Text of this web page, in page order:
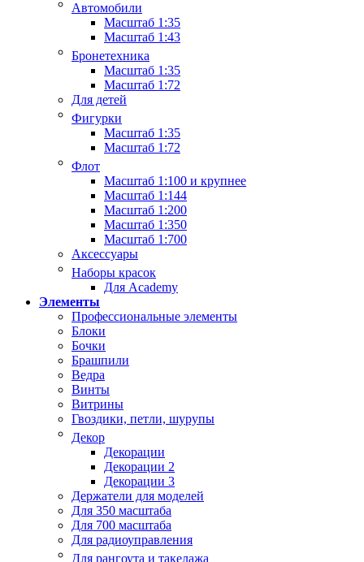
Автомобили
Масштаб 1:35
Масштаб 1:43
Бронетехника
Масштаб 1:35
Масштаб 1:72
Для детей
Фигурки
Масштаб 1:35
Масштаб 1:72
Флот
Масштаб 1:100 и крупнее
Масштаб 1:144
Масштаб 1:200
Масштаб 1:350
Масштаб 1:700
Аксессуары
Наборы красок
Для Academy
Элементы
Профессиональные элементы
Блоки
Бочки
Брашпили
Ведра
Винты
Витрины
Гвоздики, петли, шурупы
Декор
Декорации
Декорации 2
Декорации 3
Держатели для моделей
Для 350 масштаба
Для 700 масштаба
Для радиоуправления
Для рангоута и такелажа